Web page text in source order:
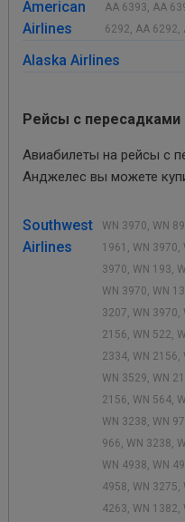
American
Airlines
AA 6393, AA
6292, AA 6292,
Alaska Airlines
Рейсы с пересадками
Авиабилеты на рейсы с
Анджелес вы можете
Southwest
Airlines
WN 3970, WN
1961, WN 3970,
3970, WN 193,
WN 3970, WN
3207, WN 3970,
2156, WN 522,
2334, WN 2156,
WN 3529, WN
2156, WN 564,
WN 3238, WN
966, WN 3238,
WN 4938, WN
4958, WN 3275,
4263, WN 1382,